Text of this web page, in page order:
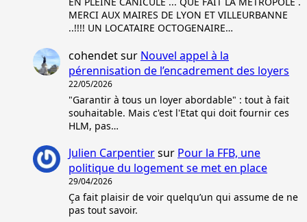
MERCI AUX MAIRES DE LYON ET VILLEURBANNE
..!!!! UN LOCATAIRE OCTOGENAIRE…
cohendetsur Nouvel appel à la
pérennisation de l’encadrement des loyers
22/05/2026
"Garantir à tous un loyer abordable" : tout à fait
souhaitable. Mais c'est l'Etat qui doit fournir ces
HLM, pas…
Julien Carpentiersur Pour la FFB, une
politique du logement se met en place
29/04/2026
Ça fait plaisir de voir quelqu’un qui assume de ne
pas tout savoir.